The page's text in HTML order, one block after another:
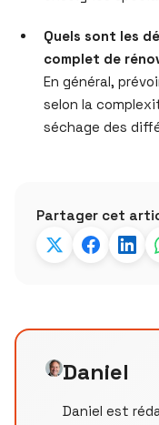
Quels sont les
complet de
En général,
selon la
séchage des
Partager cet
Daniel
Daniel est